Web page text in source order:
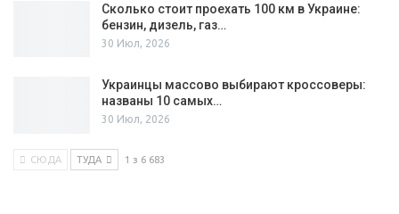
Сколько стоит проехать 100 км в Украине:
бензин, дизель, газ…
30 Июл, 2026
Украинцы массово выбирают кроссоверы:
названы 10 самых…
30 Июл, 2026
СЮДА ТУДА 1 з 6 683